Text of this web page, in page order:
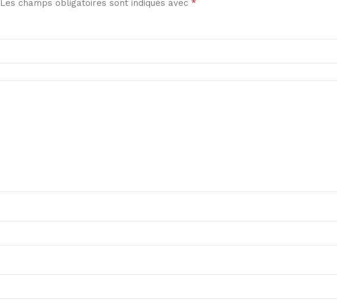
Les champs obligatoires sont indiqués avec *